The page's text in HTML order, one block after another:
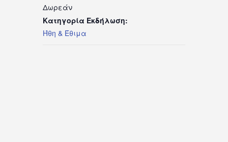
Δωρεάν
Κατηγορία Εκδήλωση:
Ήθη & Έθιμα